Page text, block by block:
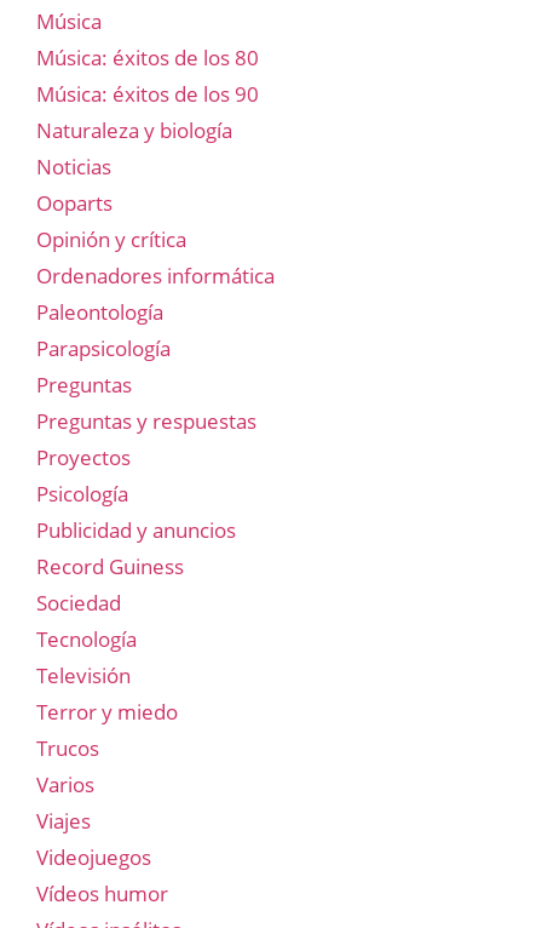
Música
Música: éxitos de los 80
Música: éxitos de los 90
Naturaleza y biología
Noticias
Ooparts
Opinión y crítica
Ordenadores informática
Paleontología
Parapsicología
Preguntas
Preguntas y respuestas
Proyectos
Psicología
Publicidad y anuncios
Record Guiness
Sociedad
Tecnología
Televisión
Terror y miedo
Trucos
Varios
Viajes
Videojuegos
Vídeos humor